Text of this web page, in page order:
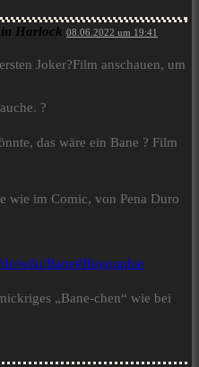
Harlock 08.06.2022 um 19:41
Joker?Film anschauen, um
?
das wäre ein Bane ? Film
wie im Comic, von Pena Duro
wiki/Bane#Biographie
„Bane-chen“ wie bei